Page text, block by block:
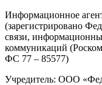
Информационное
(зарегистрировано
связи,
коммуникаций
ФС 77 – 85577)
Учредитель: ООО